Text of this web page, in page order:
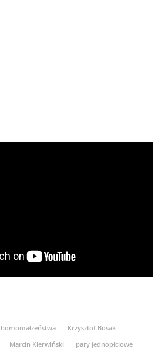
homomałżeństwa
Krzysztof Bosak
Marcin Kierwiński
pary jednopłciowe